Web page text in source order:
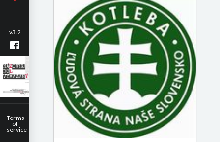
v3.2
Terms
of
service